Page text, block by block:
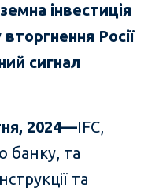
інвестиція
Росії
сигнал
2024—IFC,
банку, та
та